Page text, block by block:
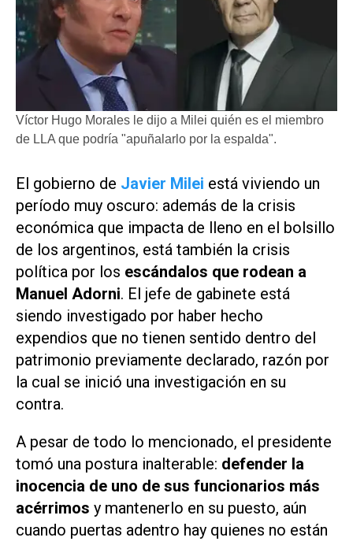
Víctor Hugo Morales le dijo a Milei quién es el miembro
de LLA que podría "apuñalarlo por la espalda".
El gobierno de Javier Milei está viviendo un
período muy oscuro: además de la crisis
económica que impacta de lleno en el bolsillo
de los argentinos, está también la crisis
política por los escándalos que rodean a
Manuel Adorni. El jefe de gabinete está
siendo investigado por haber hecho
expendios que no tienen sentido dentro del
patrimonio previamente declarado, razón por
la cual se inició una investigación en su
contra.
A pesar de todo lo mencionado, el presidente
tomó una postura inalterable: defender la
inocencia de uno de sus funcionarios más
acérrimos y mantenerlo en su puesto, aún
cuando puertas adentro hay quienes no están